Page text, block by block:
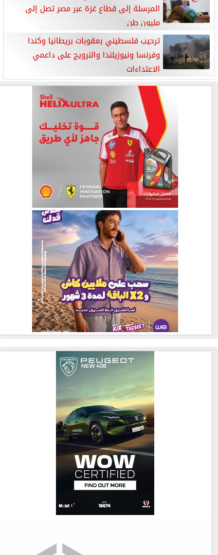
المرسلة إلى قطاع غزة عبر مصر تصل إلى
مليون طن
ترحيب فلسطيني بعقوبات بريطانيا وكندا
وفرنسا ونيوزيلندا والنرويج على داعمي
الاعتداءات